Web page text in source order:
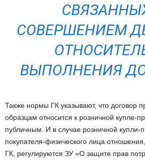
СОВЕРШЕНИЕМ
ВЫПОЛНЕНИЯ
Также нормы ГК указывают, что договор
образцам относится к розничной купле-
публичным. И в случае розничной купли-
покупателя-физического лица
ГК, регулируются ЗУ «О защите прав